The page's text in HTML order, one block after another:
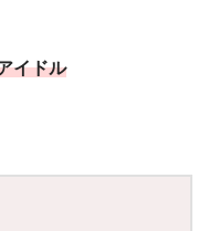
イドル